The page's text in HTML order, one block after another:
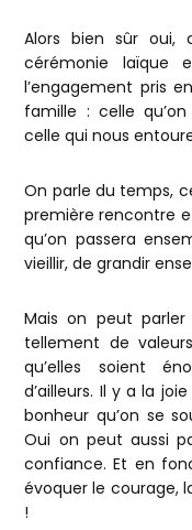
Alors bien sûr oui,
cérémonie laïque
l’engagement pris
famille : celle
celle qui nous
On parle du temps,
première rencontre
qu’on passera
vieillir, de grandir
Mais on peut
tellement de
qu’elles soient
d’ailleurs. Il y a la
bonheur qu’on se
Oui on peut aussi
confiance. Et en
évoquer le courage,
!